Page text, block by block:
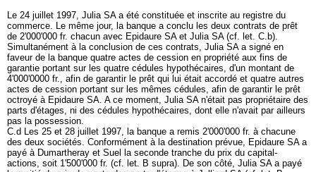
Le 24 juillet 1997, Julia SA a été constituée et inscrite au registre du
commerce. Le même jour, la banque a conclu les deux contrats de prêt
de 2'000'000 fr. chacun avec Epidaure SA et Julia SA (cf. let. C.b).
Simultanément à la conclusion de ces contrats, Julia SA a signé en
faveur de la banque quatre actes de cession en propriété aux fins de
garantie portant sur les quatre cédules hypothécaires, d'un montant de
4'000'0000 fr., afin de garantir le prêt qui lui était accordé et quatre autres
actes de cession portant sur les mêmes cédules, afin de garantir le prêt
octroyé à Epidaure SA. A ce moment, Julia SA n'était pas propriétaire des
parts d'étages, ni des cédules hypothécaires, dont elle n'avait par ailleurs
pas la possession.
C.d Les 25 et 28 juillet 1997, la banque a remis 2'000'000 fr. à chacune
des deux sociétés. Conformément à la destination prévue, Epidaure SA a
payé à Dumartheray et Suel la seconde tranche du prix du capital-
actions, soit 1'500'000 fr. (cf. let. B supra). De son côté, Julia SA a payé